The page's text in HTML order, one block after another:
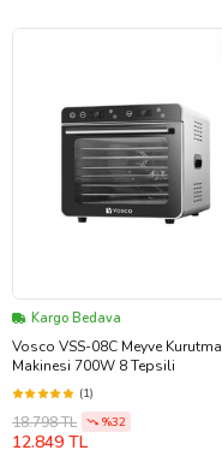
Kargo Bedava
Vosco VSS-08C Meyve Kurutma
Makinesi 700W 8 Tepsili
(1)
18.798 TL %32
12.849 TL